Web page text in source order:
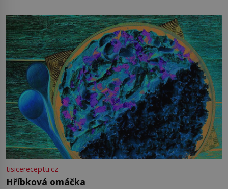
tisicereceptu.cz
Hříbková omáčka